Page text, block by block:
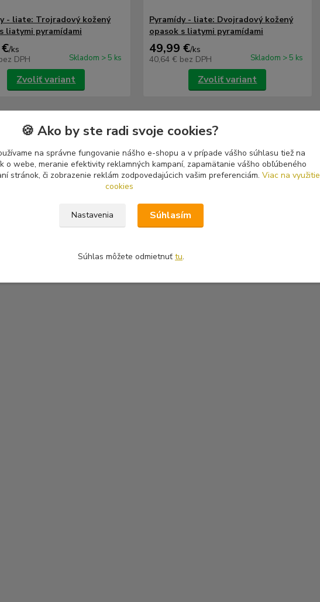
- liate: Trojradový kožený
liatymi pyramídami
/ks
DPH Skladom > 5 ks
Zvoliť variant
Pyramídy - liate: Dvojradový kožený
opasok s liatymi pyramídami
49,99 €/ks
40,64 € bez DPH Skladom > 5 ks
Zvoliť variant
v kategóriách
🍪 Ako by ste radi svoje cookies?
na správne fungovanie nášho e-shopu a v prípade vášho súhlasu tiež na
o webe, meranie efektivity reklamných kampaní, zapamätanie vášho obľúbeného
stránok, či zobrazenie reklám zodpovedajúcich vašim preferenciám. Viac na využitie
cookies
Nastavenia Súhlasím
Súhlas môžete odmietnuť tu.